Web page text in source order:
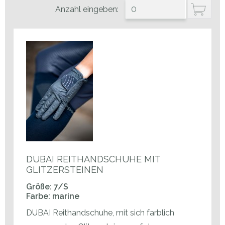
Anzahl eingeben:
DUBAI REITHANDSCHUHE MIT
GLITZERSTEINEN
Größe: 7/S
Farbe: marine
DUBAI Reithandschuhe, mit sich farblich